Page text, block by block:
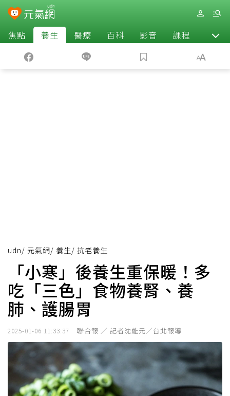
焦點 養生 醫療 百科 影音 課程 退休
udn/ 元氣網/ 養生/ 抗老養生
「小寒」後養生重保暖！多
吃「三色」食物養腎、養
肺、護腸胃
2025-01-06 11:33:37 聯合報 ／ 記者沈能元／台北報導